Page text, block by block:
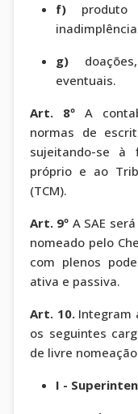
f) produto
g)
eventuais.
Art. 8ºA
normas de
sujeitando-se à
próprio e ao
(TCM).
Art. 9º A SAE
nomeado pelo
com plenos
ativa e passiva.
Art. 10.Integram
os seguintes
de livre
I -